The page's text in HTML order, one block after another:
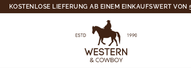
KOSTENLOSE LIEFERUNG AB EINEM EINKAUFSWERT VON